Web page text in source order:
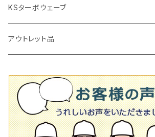
吸着盤
その他
タイル針
タイル針
その他
通常品
ビス穴付き
125mm（5インチ）
通常品
オフセットタイプ（ハットタイプ
150ｍｍ（6インチ）
205ｍｍ（8インチ）
230mm（9インチ）
105mm（4インチ）
125mm（5インチ）
180mm（7インチ）
205mm（8インチ）
KSターボウェーブ
105mm（4インチ）
150ｍｍ（6インチ）
180ｍｍ（7インチ）
アウトレット品